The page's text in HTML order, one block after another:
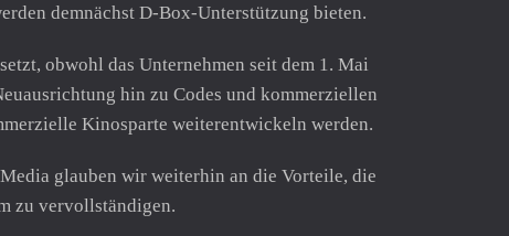
demnächst D-Box-Unterstützung bieten.
obwohl das Unternehmen seit dem 1. Mai
hin zu Codes und kommerziellen
Kinosparte weiterentwickeln werden.
glauben wir weiterhin an die Vorteile, die
zu vervollständigen.